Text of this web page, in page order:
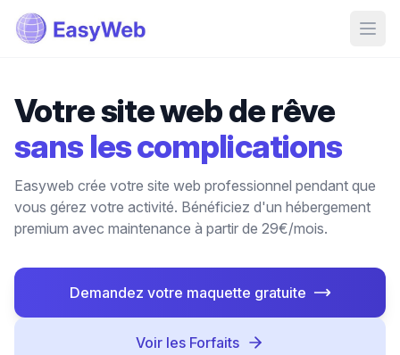
Votre site web de rêve
sans les complications
Easyweb crée votre site web professionnel pendant que
vous gérez votre activité. Bénéficiez d'un hébergement
premium avec maintenance à partir de 29€/mois.
Demandez votre maquette gratuite
Voir les Forfaits